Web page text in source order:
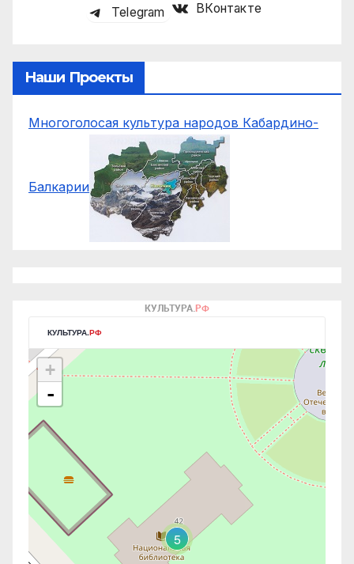
Telegram ВКонтакте
Наши Проекты
Многоголосая культура народов Кабардино-
Балкарии